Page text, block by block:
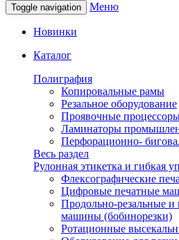
Toggle navigation Меню
Новинки
Каталог
Полиграфия
Копировальные рамы
Резальное оборудование
Проявочные
Ламинаторы
Перфорационно-
Весь раздел
Рулонная этикетка и гибкая
Флексографические
Цифровые печатные
Продольно-резальные и
машины (бобинорезки)
Ротационные